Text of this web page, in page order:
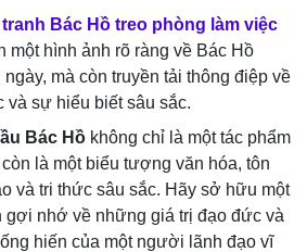
tranh Bác Hồ treo phòng làm việc
một hình ảnh rõ ràng về Bác Hồ
mà còn truyền tải thông điệp về
và sự hiểu biết sâu sắc.
Bác Hồ không chỉ là một tác phẩm
là một biểu tượng văn hóa, tôn
và tri thức sâu sắc. Hãy sở hữu một
gợi nhớ về những giá trị đạo đức và
hiến của một người lãnh đạo vĩ